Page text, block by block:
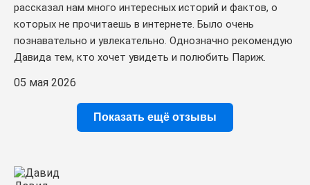
рассказал нам много интересных историй и фактов, о
которых не прочитаешь в интернете. Было очень
познавательно и увлекательно. Однозначно рекомендую
Давида тем, кто хочет увидеть и полюбить Париж.
05 мая 2026
Показать ещё отзывы